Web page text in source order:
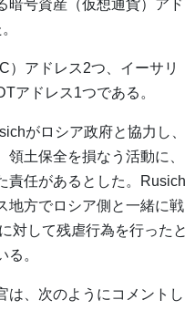
暗号資産（仮想通貨）アド
）アドレス2つ、イーサリ
アドレス1つである。
がロシア政府と協力し、
土保全を損なう活動に、
責任があるとした。Rusich
地方でロシア側と一緒に戦
対して残虐行為を行ったと
る。
は、次のようにコメントし